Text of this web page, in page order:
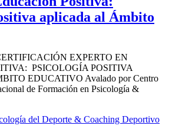
aplicada al Ámbito
EXPERTO EN
PSICOLOGÍA POSITIVA
EDUCATIVO Avalado por Centro
de Formación en Psicología &